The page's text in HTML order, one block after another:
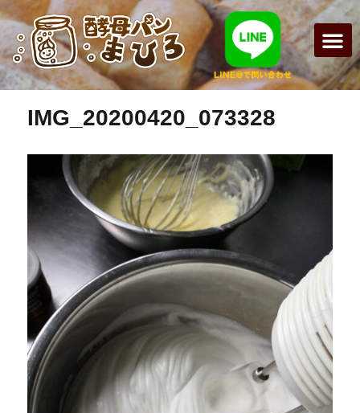
前の画像 次の画像
IMG_20200420_073328